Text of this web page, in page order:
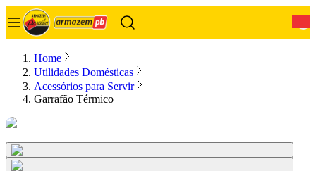
Home
Utilidades Domésticas
Acessórios para Servir
Garrafão Térmico